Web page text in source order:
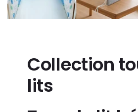
Collection
lits